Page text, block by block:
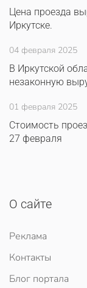
Цена проезда
Иркутске.
04 февраля 2025
В Иркутской
незаконную
01 февраля 2025
Стоимость
27 февраля
О сайте
Реклама
Контакты
Блог портала